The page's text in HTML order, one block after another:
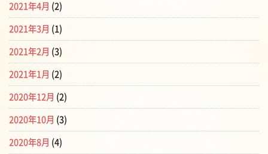
2021年4月 (2)
2021年3月 (1)
2021年2月 (3)
2021年1月 (2)
2020年12月 (2)
2020年10月 (3)
2020年8月 (4)